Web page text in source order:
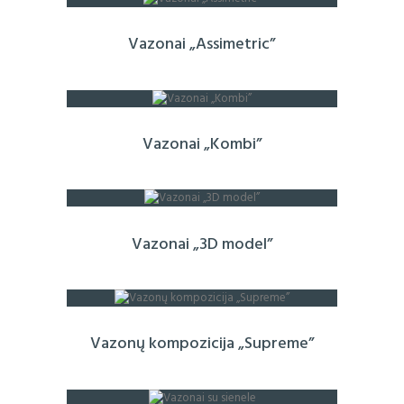
Vazonai „Assimetric”
Vazonai „Kombi”
Vazonai „3D model”
Vazonų kompozicija „Supreme”